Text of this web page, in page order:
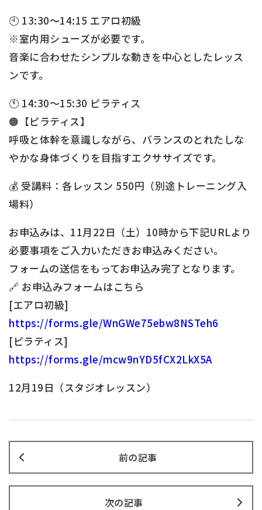
🕙 13:30～14:15 エアロ初級
※室内用シューズが必要です。
音楽に合わせたシンプルな動きを中心としたレッス
ンです。
🕚 14:30～15:30 ピラティス
🟠【ピラティス】
呼吸と体幹を意識しながら、バランスのとれたしな
やかな身体づくりを目指すエクササイズです。
💰 受講料：各レッスン 550円（別途トレーニング入
場料）
お申込みは、11月22日（土）10時から下記URLより
必要事項をご入力いただきお申込みください。
フォームの送信をもってお申込み完了となります。
🔗 お申込みフォームはこちら
[エアロ初級]
https://forms.gle/WnGWe75ebw8NSTeh6
[ピラティス]
https://forms.gle/mcw9nYD5fCX2LkX5A
12月19日（スタジオレッスン）
前の記事
次の記事